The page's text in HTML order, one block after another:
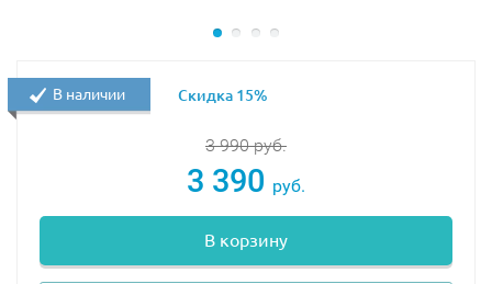
3 990руб.
3 390 руб.
В корзину
В наличии Скидка 15%